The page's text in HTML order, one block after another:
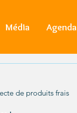
de produits frais
Média Agenda